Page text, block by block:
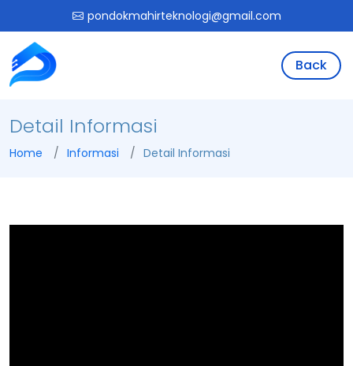
pondokmahirteknologi@gmail.com
Back
Detail Informasi
Home Informasi Detail Informasi